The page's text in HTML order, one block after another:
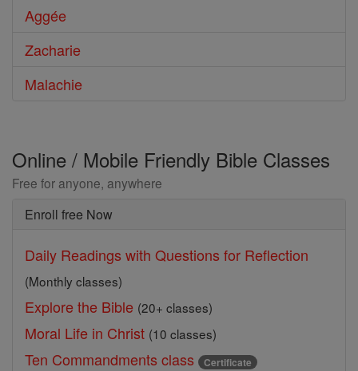
Aggée
Zacharie
Malachie
Online / Mobile Friendly Bible Classes
Free for anyone, anywhere
Enroll free Now
Daily Readings with Questions for Reflection
(Monthly classes)
Explore the Bible (20+ classes)
Moral Life in Christ (10 classes)
Ten Commandments class Certificate